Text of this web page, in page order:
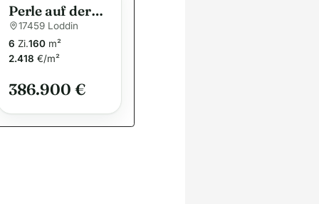
Perle auf der
Insel Usedom-
Einfamilienhau
s in Loddin
17459 Loddin
6 Zi.160 m²
2.418 €/m²
386.900 €